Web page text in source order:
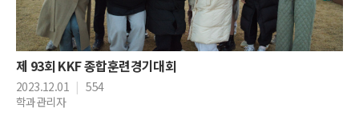
제 93회 KKF 종합훈련경기대회
2023.12.01 | 554
학과관리자